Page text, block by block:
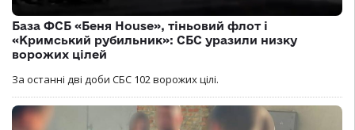
База ФСБ «Беня House», тіньовий флот і
«Кримський рубильник»: СБС уразили низку
ворожих цілей
За останні дві доби СБС 102 ворожих цілі.